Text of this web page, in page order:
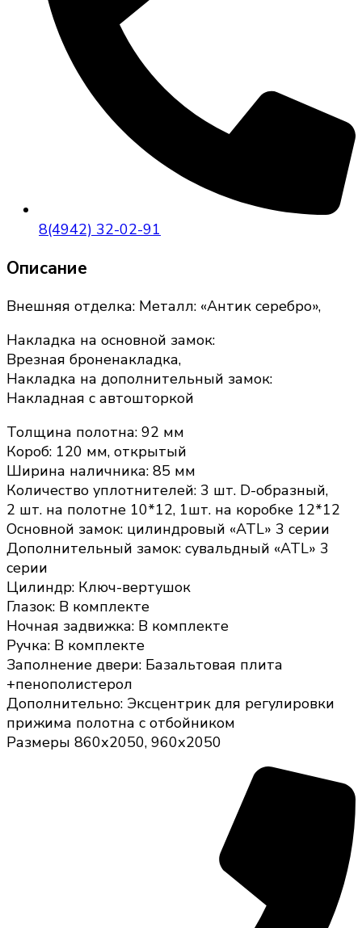
8(4942) 32-02-91
Описание
Внешняя отделка: Металл: «Антик серебро»,
Накладка на основной замок:
Врезная броненакладка,
Накладка на дополнительный замок:
Накладная с автошторкой
Толщина полотна: 92 мм
Короб: 120 мм, открытый
Ширина наличника: 85 мм
Количество уплотнителей: 3 шт. D-образный,
2 шт. на полотне 10*12, 1шт. на коробке 12*12
Основной замок: цилиндровый «ATL» 3 серии
Дополнительный замок: сувальдный «ATL» 3
серии
Цилиндр: Ключ-вертушок
Глазок: В комплекте
Ночная задвижка: В комплекте
Ручка: В комплекте
Заполнение двери: Базальтовая плита
+пенополистерол
Дополнительно: Эксцентрик для регулировки
прижима полотна с отбойником
Размеры 860х2050, 960х2050